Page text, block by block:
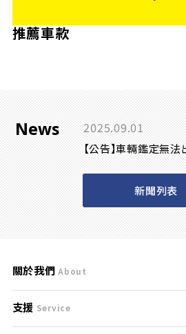
推薦車款
News 2025.09.01
【公告】車輛鑑定無
新聞列表
關於我們 About
刊登規範
支援 Service